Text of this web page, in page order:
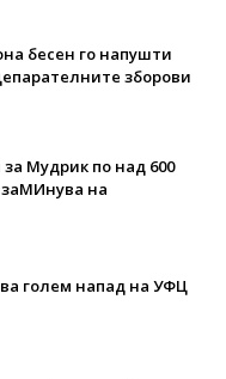
бесен го напушти
зборови
Мудрик по над 600
на
голем напад на УФЦ